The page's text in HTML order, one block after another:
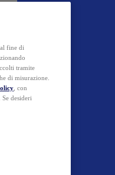
fine di
tramite
di misurazione.
, con
desideri